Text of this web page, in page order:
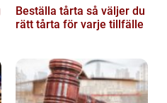
Beställa tårta så väljer du
rätt tårta för varje tillfälle